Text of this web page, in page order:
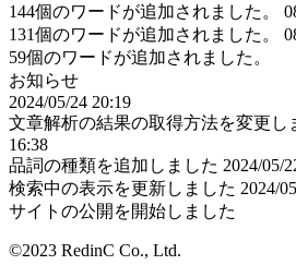
144個のワードが追加されました。
131個のワードが追加されました。
59個のワードが追加されました。
お知らせ
2024/05/24 20:19
文章解析の結果の取得方法を変更し
16:38
品詞の種類を追加しました 2024/05/
検索中の表示を更新しました 2024/
サイトの公開を開始しました
©2023 RedinC Co., Ltd.